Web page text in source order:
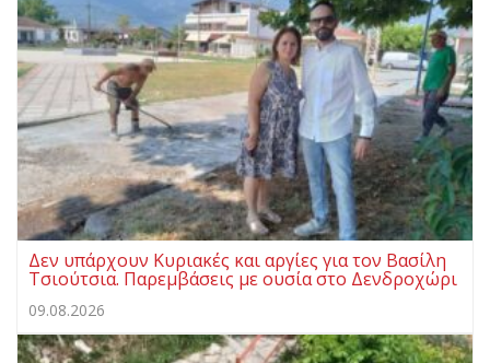
Δεν υπάρχουν Κυριακές και αργίες για τον Βασίλη
Τσιούτσια. Παρεμβάσεις με ουσία στο Δενδροχώρι
09.08.2026